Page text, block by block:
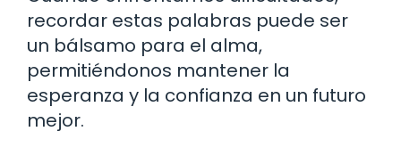
recordar estas palabras puede ser
un bálsamo para el alma,
permitiéndonos mantener la
esperanza y la confianza en un futuro
mejor.